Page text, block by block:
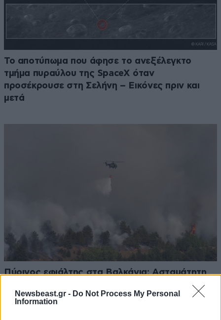
Newsbeast.gr - Do Not Process My Personal
Information
Το αποτύπωμα που άφησε το ανεξέλεγκτο
τμήμα πυραύλου της SpaceX όταν
προσέκρουσε στη Σελήνη – Εικόνες πριν και
μετά
Πύρινος εφιάλτης στα Βαλκάνια: Ασταμάτητη